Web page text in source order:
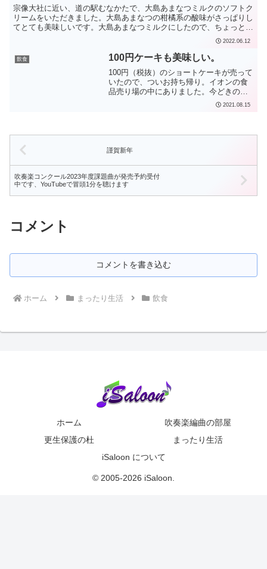
宗像大社に近い、道の駅むなかたで、大島あまなつミルクのソフトク
リームをいただきました。大島あまなつの柑橘系の酸味がさっぱりし
てとても美味しいです。大島あまなつミルクにしたので、ちょっとま
2022.06.12
飲食 100円ケーキも美味しい。
100円（税抜）のショートケーキが売って
いたので、ついお持ち帰り。イオンの食
品売り場の中にありました。今どきの個
包装で、いちごケーキなどたくさんの種
類がありました。「イオン 100円ケー
2021.08.15
謹賀新年
吹奏楽コンクール2023年度課題曲が発売予約受付
中です、YouTubeで冒頭1分を聴けます
コメント
コメントを書き込む
ホーム まったり生活 飲食
ホーム
吹奏楽編曲の部屋
更生保護の杜
まったり生活
iSaloon について
© 2005-2026 iSaloon.